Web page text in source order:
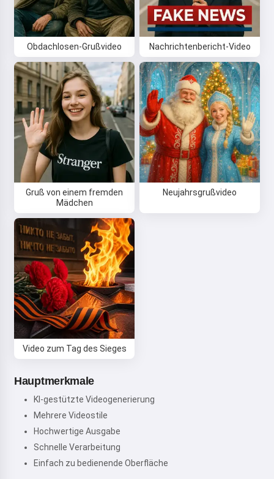
Obdachlosen-Grußvideo Nachrichtenbericht-Video
Gruß von einem fremden
Mädchen
Neujahrsgrußvideo
Video zum Tag des Sieges
Hauptmerkmale
KI-gestützte Videogenerierung
Mehrere Videostile
Hochwertige Ausgabe
Schnelle Verarbeitung
Einfach zu bedienende Oberfläche